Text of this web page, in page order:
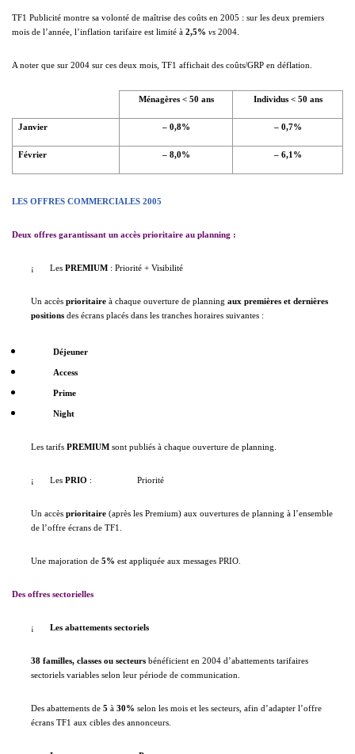
TF1 Publicité montre sa volonté de maîtrise des coûts en 2005 : sur les deux premiers
mois de l’année, l’inflation tarifaire est limité à 2,5% vs 2004.
A noter que sur 2004 sur ces deux mois, TF1 affichait des coûts/GRP en déflation.
Ménagères < 50 ans Individus < 50 ans
Janvier – 0,8% – 0,7%
Février – 8,0% – 6,1%
LES OFFRES COMMERCIALES 2005
Deux offres garantissant un accès prioritaire au planning :
¡ Les PREMIUM : Priorité + Visibilité
Un accès prioritaire à chaque ouverture de planning aux premières et dernières
positions des écrans placés dans les tranches horaires suivantes :
Déjeuner
Access
Prime
Night
Les tarifs PREMIUM sont publiés à chaque ouverture de planning.
¡ Les PRIO : Priorité
Un accès prioritaire (après les Premium) aux ouvertures de planning à l’ensemble
de l’offre écrans de TF1.
Une majoration de 5% est appliquée aux messages PRIO.
Des offres sectorielles
¡ Les abattements sectoriels
38 familles, classes ou secteurs bénéficient en 2004 d’abattements tarifaires
sectoriels variables selon leur période de communication.
Des abattements de 5 à 30% selon les mois et les secteurs, afin d’adapter l’offre
écrans TF1 aux cibles des annonceurs.